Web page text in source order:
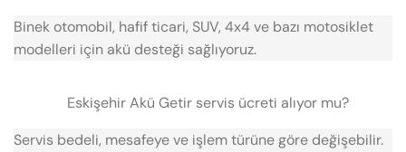
Binek otomobil, hafif ticari, SUV, 4x4 ve bazı motosiklet
modelleri için akü desteği sağlıyoruz.
Eskişehir Akü Getir servis ücreti alıyor mu?
Servis bedeli, mesafeye ve işlem türüne göre değişebilir.